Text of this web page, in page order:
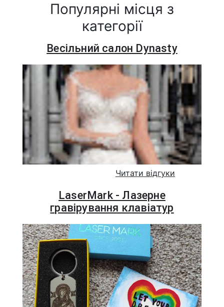
Популярні місця з
категорії
Весільний салон Dynasty
Читати відгуки
LaserMark - Лазерне
гравірування клавіатур